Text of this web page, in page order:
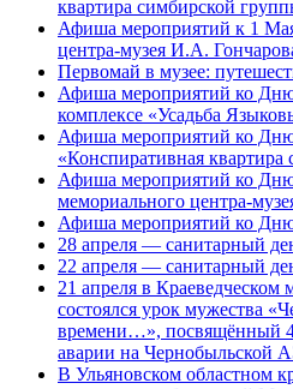
квартира симбирской
Афиша мероприятий к 1
центра-музея И.А.
Первомай в музее:
Афиша мероприятий ко
комплексе «Усадьба
Афиша мероприятий ко
«Конспиративная
Афиша мероприятий ко
мемориального центра-
Афиша мероприятий ко
28 апреля — санитарный
22 апреля — санитарный
21 апреля в
состоялся урок мужества
времени…», посвящённый
аварии на Чернобыльской
В Ульяновском областном